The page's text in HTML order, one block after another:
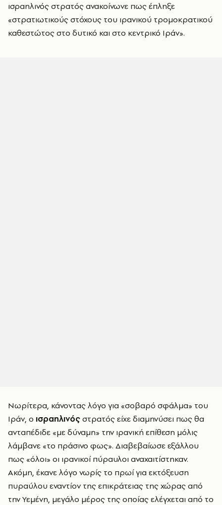
ισραηλινός στρατός ανακοίνωνε πως έπληξε
«στρατιωτικούς στόχους του ιρανικού τρομοκρατικού
καθεστώτος στο δυτικό και στο κεντρικό Ιράν».
Νωρίτερα, κάνοντας λόγο για «σοβαρό σφάλμα» του
Ιράν, ο ισραηλινόςστρατός είχε διαμηνύσει πως θα
ανταπέδιδε «με δύναμη» την ιρανική επίθεση μόλις
λάμβανε «το πράσινο φως». Διαβεβαίωσε εξάλλου
πως «όλοι» οι ιρανικοί πύραυλοι αναχαιτίστηκαν.
Ακόμη, έκανε λόγο νωρίς το πρωί για εκτόξευση
πυραύλου εναντίον της επικράτειας της χώρας από
την Υεμένη, μεγάλο μέρος της οποίας ελέγχεται από το